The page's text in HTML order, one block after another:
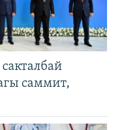
саммит,